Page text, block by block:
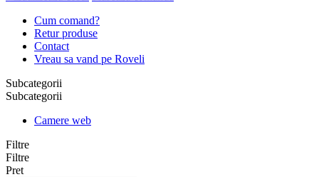
Cum comand?
Retur produse
Contact
Vreau sa vand pe Roveli
Subcategorii
Subcategorii
Camere web
Filtre
Filtre
Pret